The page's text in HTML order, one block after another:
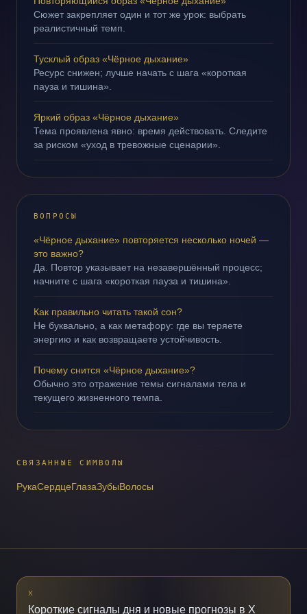
Сюжет закрепляет один и тот же урок: выбрать
реалистичный темп.
Тусклый образ «Чёрное дыхание»
Ресурс снижен; лучше начать с шага «короткая
пауза и тишина».
Яркий образ «Чёрное дыхание»
Тема проявлена явно: время действовать. Следите
за риском «уход в тревожные сценарии».
ВОПРОСЫ
«Чёрное дыхание» повторяется несколько ночей —
это важно?
Да. Повтор указывает на незавершённый процесс;
начните с шага «короткая пауза и тишина».
Как правильно читать такой сон?
Не буквально, а как метафору: где вы теряете
энергию и как возвращаете устойчивость.
Почему снится «Чёрное дыхание»?
Обычно это отражение темы сигналами тела и
текущего жизненного темпа.
СВЯЗАННЫЕ СИМВОЛЫ
РукаСердцеГлазаЗубыВолосы
X
Короткие сигналы дня и новые прогнозы в X